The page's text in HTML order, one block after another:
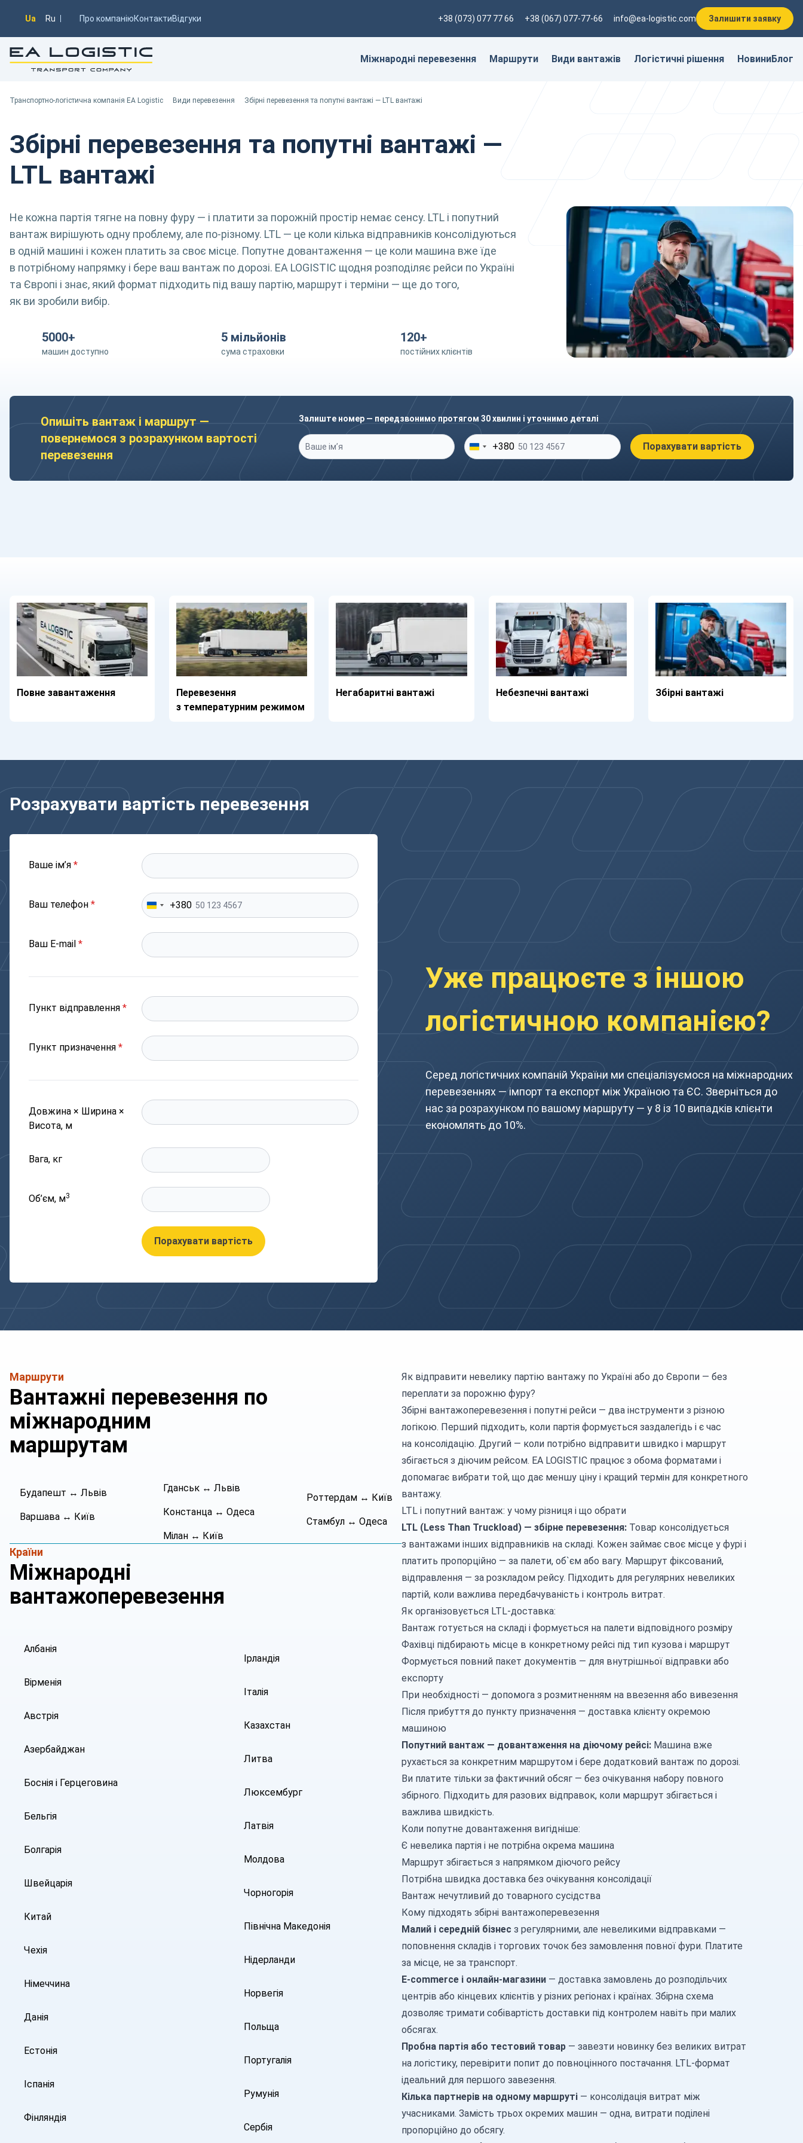
Ua Ru Про компаніюКонтактиВідгуки +38 (073) 077 77 66 +38 (067) 077-77-66 info@ea-logistic.com Залишити заявку
Міжнародні перевезення Маршрути Види вантажів Логістичні рішення НовиниБлог
Ви тут:
Транспортно-логістична компанія EA Logistic Види перевезення Збірні перевезення та попутні вантажі — LTL вантажі
Збірні перевезення та попутні вантажі —
LTL вантажі
Не кожна партія тягне на повну фуру — і платити за порожній простір немає сенсу. LTL і попутний
вантаж вирішують одну проблему, але по-різному. LTL — це коли кілька відправників консолідуються
в одній машині і кожен платить за своє місце. Попутне довантаження — це коли машина вже їде
в потрібному напрямку і бере ваш вантаж по дорозі. EA LOGISTIC щодня розподіляє рейси по Україні
та Європі і знає, який формат підходить під вашу партію, маршрут і терміни — ще до того,
як ви зробили вибір.
5000+
машин доступно
5 мільйонів
сума страховки
120+
постійних клієнтів
Опишіть вантаж і маршрут —
повернемося з розрахунком вартості
перевезення
Залиште номер — передзвонимо протягом 30 хвилин і уточнимо деталі
Ваше ім’я Ваш телефон*
+380 Порахувати вартість
Повне завантаження
Перевезення
з температурним режимом
Негабаритні вантажі Небезпечні вантажі Збірні вантажі
Розрахувати вартість перевезення
Ваше ім’я *
Ваш телефон * +380
Ваш E-mail *
Пункт відправлення *
Пункт призначення *
Довжина × Ширина ×
Висота, м
Вага, кг
Об’єм, м3
Порахувати вартість
Уже працюєте з іншою
логістичною компанією?
Серед логістичних компаній України ми спеціалізуємося на міжнародних
перевезеннях — імпорт та експорт між Україною та ЄС. Зверніться до
нас за розрахунком по вашому маршруту — у 8 із 10 випадків клієнти
економлять до 10%.
Як відправити невелику партію вантажу по Україні або до Європи — без
переплати за порожню фуру?
Збірні вантажоперевезення і попутні рейси — два інструменти з різною
логікою. Перший підходить, коли партія формується заздалегідь і є час
на консолідацію. Другий — коли потрібно відправити швидко і маршрут
збігається з діючим рейсом. EA LOGISTIC працює з обома форматами і
допомагає вибрати той, що дає меншу ціну і кращий термін для конкретного
вантажу.
LTL і попутний вантаж: у чому різниця і що обрати
LTL (Less Than Truckload) — збірне перевезення: Товар консолідується
з вантажами інших відправників на складі. Кожен займає своє місце у фурі і
платить пропорційно — за палети, об`єм або вагу. Маршрут фіксований,
відправлення — за розкладом рейсу. Підходить для регулярних невеликих
партій, коли важлива передбачуваність і контроль витрат.
Як організовується LTL-доставка:
Вантаж готується на складі і формується на палети відповідного розміру
Фахівці підбирають місце в конкретному рейсі під тип кузова і маршрут
Формується повний пакет документів — для внутрішньої відправки або
експорту
При необхідності — допомога з розмитненням на ввезення або вивезення
Після прибуття до пункту призначення — доставка клієнту окремою
машиною
Попутний вантаж — довантаження на діючому рейсі: Машина вже
рухається за конкретним маршрутом і бере додатковий вантаж по дорозі.
Ви платите тільки за фактичний обсяг — без очікування набору повного
збірного. Підходить для разових відправок, коли маршрут збігається і
важлива швидкість.
Коли попутне довантаження вигідніше:
Є невелика партія і не потрібна окрема машина
Маршрут збігається з напрямком діючого рейсу
Потрібна швидка доставка без очікування консолідації
Вантаж нечутливий до товарного сусідства
Кому підходять збірні вантажоперевезення
Малий і середній бізнес з регулярними, але невеликими відправками —
поповнення складів і торгових точок без замовлення повної фури. Платите
за місце, не за транспорт.
E-commerce і онлайн-магазини — доставка замовлень до розподільчих
центрів або кінцевих клієнтів у різних регіонах і країнах. Збірна схема
дозволяє тримати собівартість доставки під контролем навіть при малих
обсягах.
Пробна партія або тестовий товар — завезти новинку без великих витрат
на логістику, перевірити попит до повноцінного постачання. LTL-формат
ідеальний для першого завезення.
Кілька партнерів на одному маршруті — консолідація витрат між
учасниками. Замість трьох окремих машин — одна, витрати поділені
пропорційно до обсягу.
Маршрути
Вантажні перевезення по
міжнародним
маршрутам
Будапешт ↔ Львів
Варшава ↔ Київ
Гданськ ↔ Львів
Констанца ↔ Одеса
Мілан ↔ Київ
Роттердам ↔ Київ
Стамбул ↔ Одеса
Країни
Міжнародні
вантажоперевезення
Албанія
Вірменія
Австрія
Азербайджан
Боснія і Герцеговина
Бельгія
Болгарія
Швейцарія
Китай
Чехія
Німеччина
Данія
Естонія
Іспанія
Фінляндія
Ірландія
Італія
Казахстан
Литва
Люксембург
Латвія
Молдова
Чорногорія
Північна Македонія
Нідерланди
Норвегія
Польща
Португалія
Румунія
Сербія